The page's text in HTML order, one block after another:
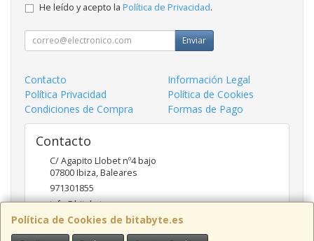
Política de Cookies de bitabyte.es
He leído y acepto la Política de Privacidad.
Enviar
Contacto
Información Legal
Política Privacidad
Política de Cookies
Condiciones de Compra
Formas de Pago
Contacto
C/ Agapito Llobet nº4 bajo
07800Ibiza,Baleares
971301855
info@bitabyte.es